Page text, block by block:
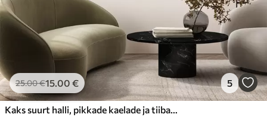
25.00€15.00 € 5
Kaks suurt halli, pikkade kaelade ja tiibadega kraanat, mis seisavad puudest ümbritsetud udujärves